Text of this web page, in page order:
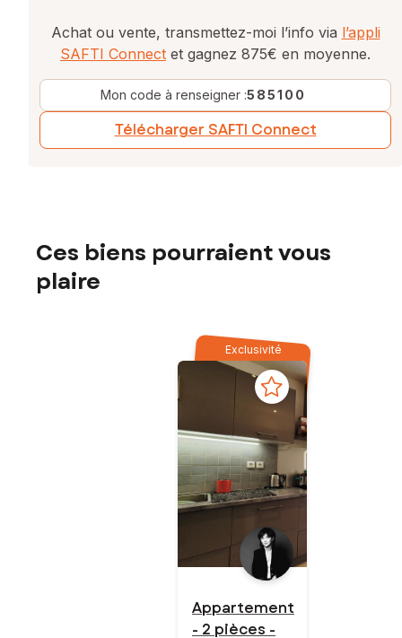
Achat ou vente, transmettez-moi l’info via l’appli
SAFTI Connect et gagnez 875€ en moyenne.
Mon code à renseigner :585100
Télécharger SAFTI Connect
Ces biens pourraient vous
plaire
Exclusivité
Appartement
- 2 pièces -